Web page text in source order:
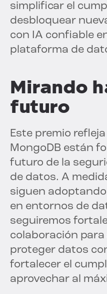
simplificar el
desbloquear
con IA confiable
plataforma de
Mirando
futuro
Este premio
MongoDB están
futuro de la
de datos. A
siguen adoptando
en entornos de
seguiremos
colaboración
proteger datos
fortalecer el
aprovechar al